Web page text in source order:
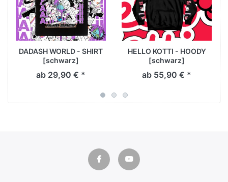
DADASH WORLD - SHIRT
[schwarz]
ab 29,90 € *
HELLO KOTTI - HOODY
[schwarz]
ab 55,90 € *